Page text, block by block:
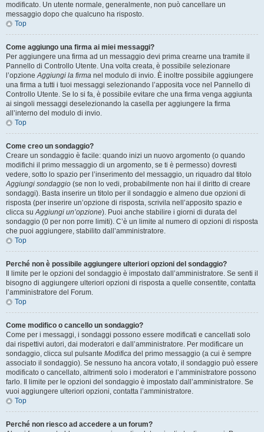
modificato. Un utente normale, generalmente, non può cancellare un
messaggio dopo che qualcuno ha risposto.
Top
Come aggiungo una firma ai miei messaggi?
Per aggiungere una firma ad un messaggio devi prima crearne una tramite il
Pannello di Controllo Utente. Una volta creata, è possibile selezionare
l’opzioneAggiungi la firma nel modulo di invio. È inoltre possibile aggiungere
una firma a tutti i tuoi messaggi selezionando l’apposita voce nel Pannello di
Controllo Utente. Se lo si fa, è possibile evitare che una firma venga aggiunta
ai singoli messaggi deselezionando la casella per aggiungere la firma
all’interno del modulo di invio.
Top
Come creo un sondaggio?
Creare un sondaggio è facile: quando inizi un nuovo argomento (o quando
modifichi il primo messaggio di un argomento, se ti è permesso) dovresti
vedere, sotto lo spazio per l’inserimento del messaggio, un riquadro dal titolo
Aggiungi sondaggio (se non lo vedi, probabilmente non hai il diritto di creare
sondaggi). Basta inserire un titolo per il sondaggio e almeno due opzioni di
risposta (per inserire un’opzione di risposta, scrivila nell’apposito spazio e
clicca suAggiungi un’opzione). Puoi anche stabilire i giorni di durata del
sondaggio (0 per non porre limiti). C’è un limite al numero di opzioni di risposta
che puoi aggiungere, stabilito dall’amministratore.
Top
Perché non è possibile aggiungere ulteriori opzioni del sondaggio?
Il limite per le opzioni del sondaggio è impostato dall’amministratore. Se senti il
bisogno di aggiungere ulteriori opzioni di risposta a quelle consentite, contatta
l’amministratore del Forum.
Top
Come modifico o cancello un sondaggio?
Come per i messaggi, i sondaggi possono essere modificati e cancellati solo
dai rispettivi autori, dai moderatori e dall’amministratore. Per modificare un
sondaggio, clicca sul pulsante Modifica del primo messaggio (a cui è sempre
associato il sondaggio). Se nessuno ha ancora votato, il sondaggio può essere
modificato o cancellato, altrimenti solo i moderatori e l’amministratore possono
farlo. Il limite per le opzioni del sondaggio è impostato dall’amministratore. Se
vuoi aggiungere ulteriori opzioni, contatta l’amministratore.
Top
Perché non riesco ad accedere a un forum?